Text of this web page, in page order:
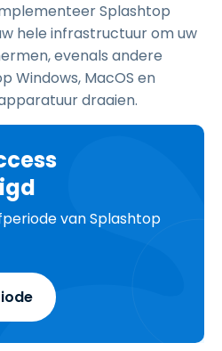
Splashtop
hele infrastructuur om uw
evenals andere
Windows, MacOS en
draaien.
van Splashtop